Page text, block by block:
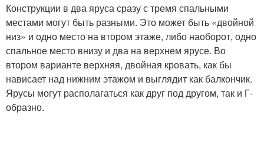
Конструкции в два яруса сразу с тремя спальными
местами могут быть разными. Это может быть «двойной
низ» и одно место на втором этаже, либо наоборот, одно
спальное место внизу и два на верхнем ярусе. Во
втором варианте верхняя, двойная кровать, как бы
нависает над нижним этажом и выглядит как балкончик.
Ярусы могут располагаться как друг под другом, так и Г-
образно.